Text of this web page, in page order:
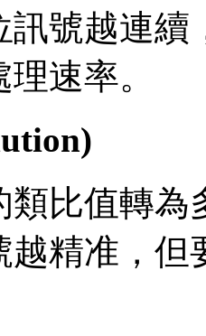
訊號越連續
速率。
類比值轉為
越精准，